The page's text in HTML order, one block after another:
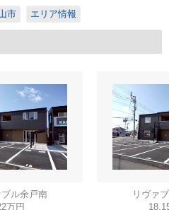
市 エリア情報
ブル余戸南
万円
リヴァ